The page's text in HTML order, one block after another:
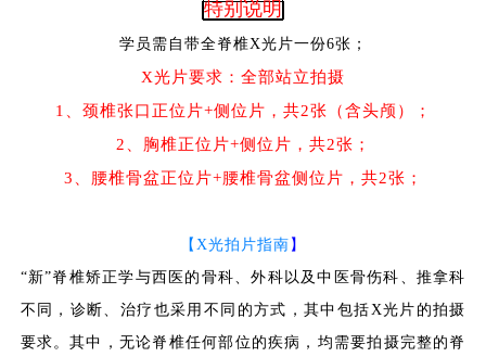
特别说明
学员需自带全脊椎X光片一份6张；
X光片要求：全部站立拍摄
1、颈椎张口正位片+侧位片，共2张（含头颅）；
2、胸椎正位片+侧位片，共2张；
3、腰椎骨盆正位片+腰椎骨盆侧位片，共2张；
【 X光拍片指南 】
“新”脊椎矫正学与西医的骨科、外科以及中医骨伤科、推拿科
不同，诊断、治疗也采用不同的方式，其中包括X光片的拍摄
要求。其中，无论脊椎任何部位的疾病，均需要拍摄完整的脊